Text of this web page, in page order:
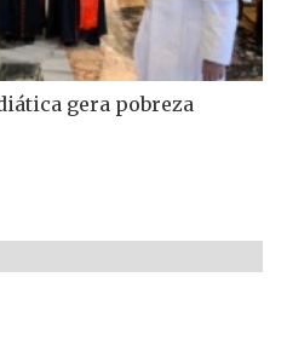
gera pobreza